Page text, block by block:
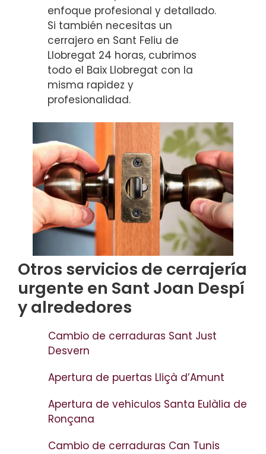
enfoque profesional y detallado.
Si también necesitas un
cerrajero en Sant Feliu de
Llobregat 24 horas, cubrimos
todo el Baix Llobregat con la
misma rapidez y
profesionalidad.
Otros servicios de cerrajería
urgente en Sant Joan Despí
y alrededores
Cambio de cerraduras Sant Just
Desvern
Apertura de puertas Lliçà d’Amunt
Apertura de vehiculos Santa Eulàlia de
Ronçana
Cambio de cerraduras Can Tunis